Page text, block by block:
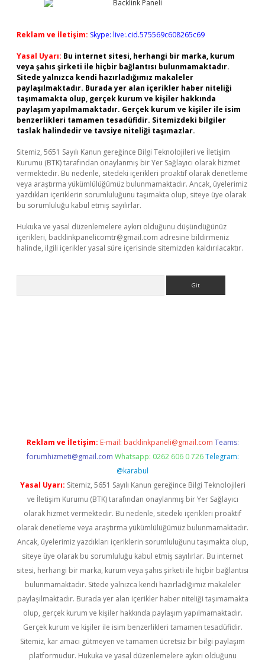
Reklam ve İletişim: Skype: live:.cid.575569c608265c69
Yasal Uyarı: Bu internet sitesi, herhangi bir marka, kurum
veya şahıs şirketi ile hiçbir bağlantısı bulunmamaktadır.
Sitede yalnızca kendi hazırladığımız makaleler
paylaşılmaktadır. Burada yer alan içerikler haber niteliği
taşımamakta olup, gerçek kurum ve kişiler hakkında
paylaşım yapılmamaktadır. Gerçek kurum ve kişiler ile isim
benzerlikleri tamamen tesadüfidir. Sitemizdeki bilgiler
taslak halindedir ve tavsiye niteliği taşımazlar.
Sitemiz, 5651 Sayılı Kanun gereğince Bilgi Teknolojileri ve İletişim
Kurumu (BTK) tarafından onaylanmış bir Yer Sağlayıcı olarak hizmet
vermektedir. Bu nedenle, sitedeki içerikleri proaktif olarak denetleme
veya araştırma yükümlülüğümüz bulunmamaktadır. Ancak, üyelerimiz
yazdıkları içeriklerin sorumluluğunu taşımakta olup, siteye üye olarak
bu sorumluluğu kabul etmiş sayılırlar.
Hukuka ve yasal düzenlemelere aykırı olduğunu düşündüğünüz
içerikleri, backlinkpanelicomtr@gmail.com adresine bildirmeniz
halinde, ilgili içerikler yasal süre içerisinde sitemizden kaldırılacaktır.
Reklam ve İletişim: E-mail: backlinkpaneli@gmail.com Teams:
forumhizmeti@gmail.com Whatsapp: 0262 606 0 726 Telegram:
@karabul
Yasal Uyarı: Sitemiz, 5651 Sayılı Kanun gereğince Bilgi Teknolojileri
ve İletişim Kurumu (BTK) tarafından onaylanmış bir Yer Sağlayıcı
olarak hizmet vermektedir. Bu nedenle, sitedeki içerikleri proaktif
olarak denetleme veya araştırma yükümlülüğümüz bulunmamaktadır.
Ancak, üyelerimiz yazdıkları içeriklerin sorumluluğunu taşımakta olup,
siteye üye olarak bu sorumluluğu kabul etmiş sayılırlar. Bu internet
sitesi, herhangi bir marka, kurum veya şahıs şirketi ile hiçbir bağlantısı
bulunmamaktadır. Sitede yalnızca kendi hazırladığımız makaleler
paylaşılmaktadır. Burada yer alan içerikler haber niteliği taşımamakta
olup, gerçek kurum ve kişiler hakkında paylaşım yapılmamaktadır.
Gerçek kurum ve kişiler ile isim benzerlikleri tamamen tesadüfidir.
Sitemiz, kar amacı gütmeyen ve tamamen ücretsiz bir bilgi paylaşım
platformudur. Hukuka ve yasal düzenlemelere aykırı olduğunu